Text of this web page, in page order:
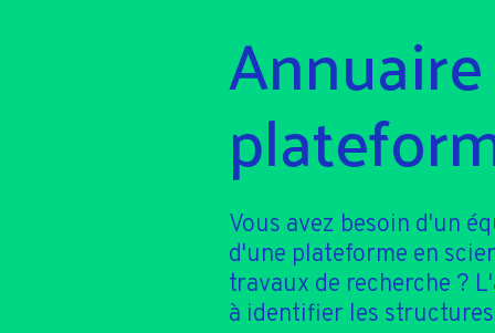
Vous avez besoin d'un
d'une plateforme en
travaux de recherche ?
à identifier les